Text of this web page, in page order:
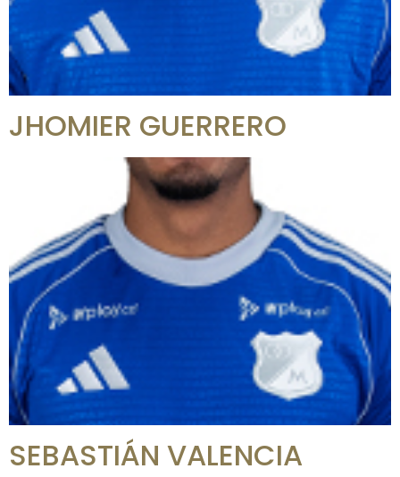
JHOMIER GUERRERO
SEBASTIÁN VALENCIA